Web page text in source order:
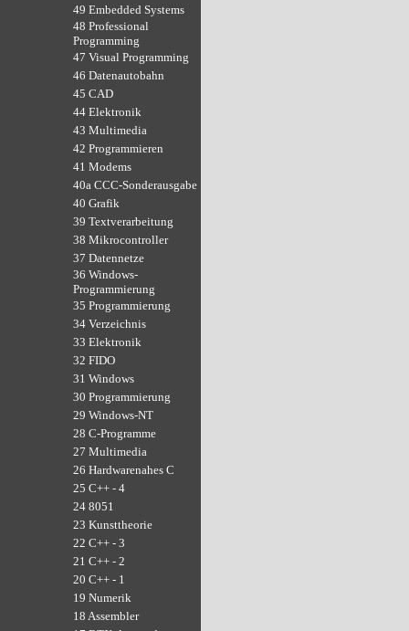
49 Embedded Systems
48 Professional
Programming
47 Visual Programming
46 Datenautobahn
45 CAD
44 Elektronik
43 Multimedia
42 Programmieren
41 Modems
40a CCC-Sonderausgabe
40 Grafik
39 Textverarbeitung
38 Mikrocontroller
37 Datennetze
36 Windows-
Programmierung
35 Programmierung
34 Verzeichnis
33 Elektronik
32 FIDO
31 Windows
30 Programmierung
29 Windows-NT
28 C-Programme
27 Multimedia
26 Hardwarenahes C
25 C++ - 4
24 8051
23 Kunsttheorie
22 C++ - 3
21 C++ - 2
20 C++ - 1
19 Numerik
18 Assembler